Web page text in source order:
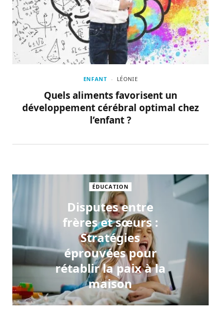
ENFANT LÉONIE
Quels aliments favorisent un
développement cérébral optimal chez
l’enfant ?
ÉDUCATION
Disputes entre
frères et sœurs :
Stratégies
éprouvées pour
rétablir la paix à la
maison